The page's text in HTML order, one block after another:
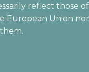
reflect those of
European Union nor